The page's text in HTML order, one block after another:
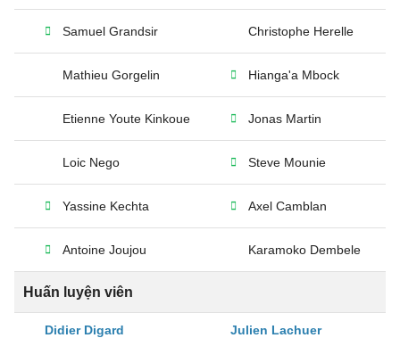
Samuel Grandsir Christophe Herelle
Mathieu Gorgelin Hianga'a Mbock
Etienne Youte Kinkoue Jonas Martin
Loic Nego Steve Mounie
Yassine Kechta Axel Camblan
Antoine Joujou Karamoko Dembele
Huấn luyện viên
Didier Digard Julien Lachuer